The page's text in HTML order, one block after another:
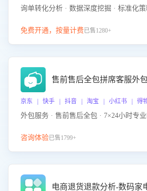
询单转化分析 · 数据深度挖掘 · 标准化
免费开通，按量计费已售1280+
售前售后全包拼席客服外
京东 | 快手 | 抖音 | 淘宝 | 小红书 | 得
外包服务 · 售前售后全包 · 7×24小时专
咨询体验已售1799+
电商退货退款分析-数码家